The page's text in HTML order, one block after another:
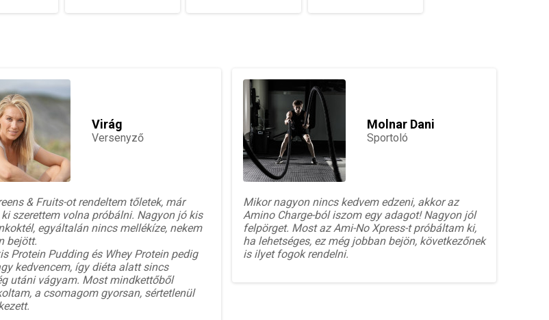
Virág
Versenyző
& Fruits-ot rendeltem tőletek, már
szerettem volna próbálni. Nagyon jó kis
egyáltalán nincs mellékíze, nekem
bejött.
Protein Pudding és Whey Protein pedig
kedvencem, így diéta alatt sincs
utáni vágyam. Most mindkettőből
a csomagom gyorsan, sértetlenül
Molnar Dani
Sportoló
Mikor nagyon nincs kedvem edzeni, akkor az
Amino Charge-ból iszom egy adagot! Nagyon jól
felpörget. Most az Ami-No Xpress-t próbáltam ki,
ha lehetséges, ez még jobban bejön, következőnek
is ilyet fogok rendelni.